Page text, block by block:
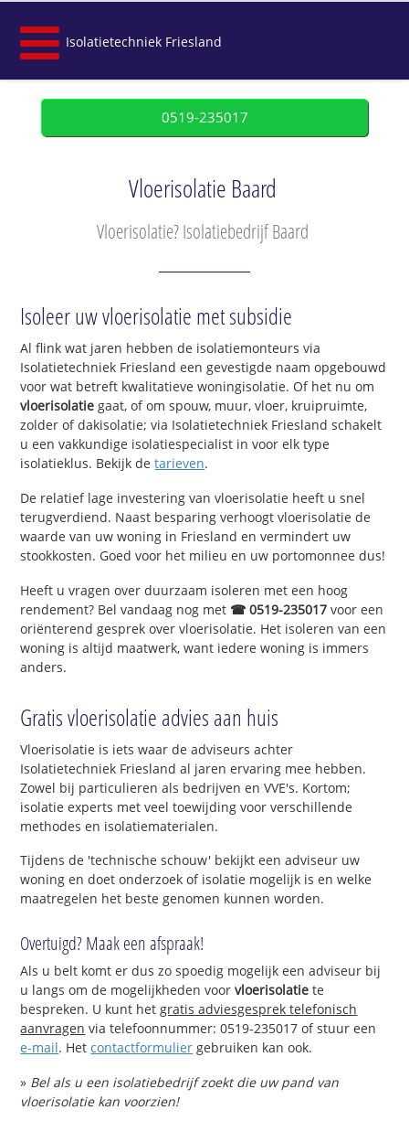
Isolatietechniek Friesland
0519-235017
Vloerisolatie Baard
Vloerisolatie? Isolatiebedrijf Baard
Isoleer uw vloerisolatie met subsidie
Al flink wat jaren hebben de isolatiemonteurs via
Isolatietechniek Friesland een gevestigde naam opgebouwd
voor wat betreft kwalitatieve woningisolatie. Of het nu om
vloerisolatie gaat, of om spouw, muur, vloer, kruipruimte,
zolder of dakisolatie; via Isolatietechniek Friesland schakelt
u een vakkundige isolatiespecialist in voor elk type
isolatieklus. Bekijk detarieven.
De relatief lage investering van vloerisolatie heeft u snel
terugverdiend. Naast besparing verhoogt vloerisolatie de
waarde van uw woning in Friesland en vermindert uw
stookkosten. Goed voor het milieu en uw portomonnee dus!
Heeft u vragen over duurzaam isoleren met een hoog
rendement? Bel vandaag nog met ☎ 0519-235017 voor een
oriënterend gesprek over vloerisolatie. Het isoleren van een
woning is altijd maatwerk, want iedere woning is immers
anders.
Gratis vloerisolatie advies aan huis
Vloerisolatie is iets waar de adviseurs achter
Isolatietechniek Friesland al jaren ervaring mee hebben.
Zowel bij particulieren als bedrijven en VVE's. Kortom;
isolatie experts met veel toewijding voor verschillende
methodes en isolatiematerialen.
Tijdens de 'technische schouw' bekijkt een adviseur uw
woning en doet onderzoek of isolatie mogelijk is en welke
maatregelen het beste genomen kunnen worden.
Overtuigd? Maak een afspraak!
Als u belt komt er dus zo spoedig mogelijk een adviseur bij
u langs om de mogelijkheden voorvloerisolatie te
bespreken. U kunt hetgratis adviesgesprek telefonisch
aanvragen via telefoonnummer: 0519-235017 of stuur een
e-mail. Hetcontactformulier gebruiken kan ook.
» Bel als u een isolatiebedrijf zoekt die uw pand van
vloerisolatie kan voorzien!